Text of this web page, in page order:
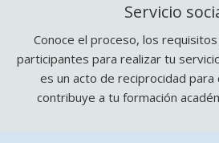
Servicio
Conoce el proceso, los
participantes para realizar tu
es un acto de reciprocidad para
contribuye a tu formación